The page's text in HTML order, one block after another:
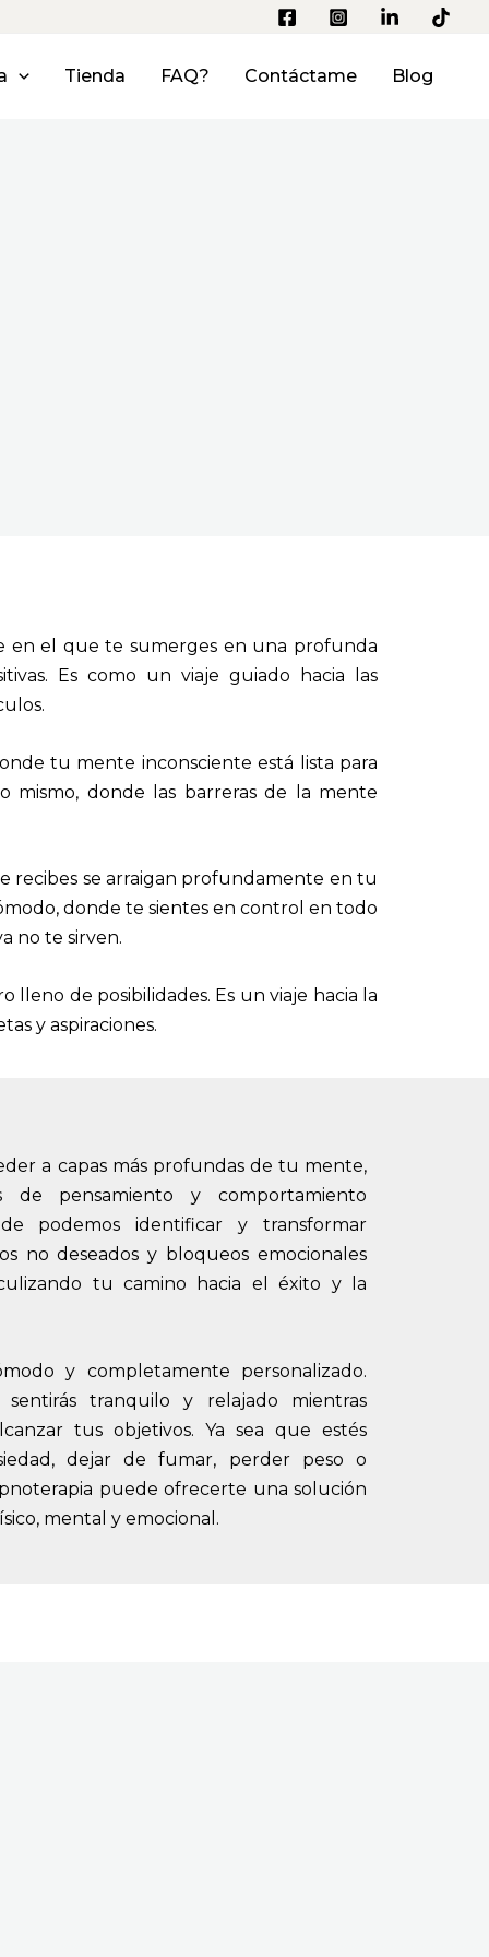
Tienda FAQ? Contáctame Blog
en el que te sumerges en una profunda
Es como un viaje guiado hacia las
tu mente inconsciente está lista para
mismo, donde las barreras de la mente
recibes se arraigan profundamente en tu
donde te sientes en control en todo
no te sirven.
de posibilidades. Es un viaje hacia la
y aspiraciones.
a capas más profundas de tu mente,
de pensamiento y comportamiento
podemos identificar y transformar
no deseados y bloqueos emocionales
tu camino hacia el éxito y la
y completamente personalizado.
tranquilo y relajado mientras
tus objetivos. Ya sea que estés
dejar de fumar, perder peso o
puede ofrecerte una solución
mental y emocional.